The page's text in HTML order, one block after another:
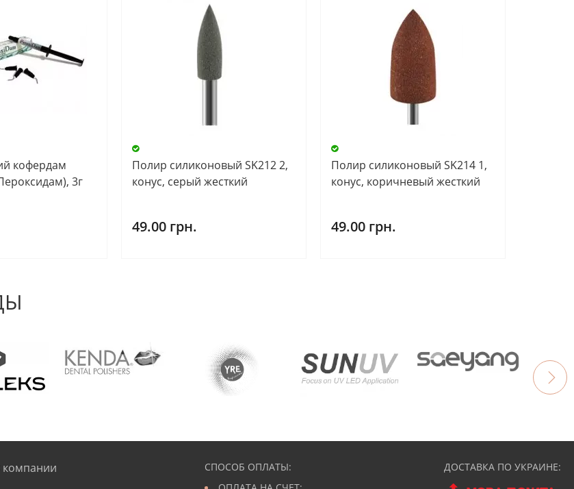
кофердам
3г
Полир силиконовый SK212 2,
конус, серый жесткий
49.00 грн.
Полир силиконовый SK214 1,
конус, коричневый жесткий
49.00 грн.
СПОСОБ ОПЛАТЫ:
ДОСТАВКА ПО УКРАИНЕ: